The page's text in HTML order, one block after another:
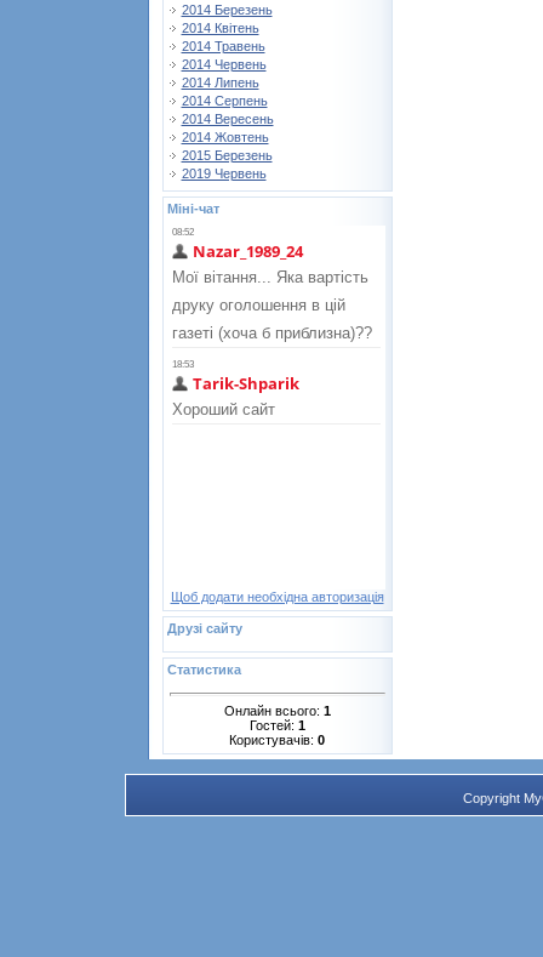
2014 Березень
2014 Квітень
2014 Травень
2014 Червень
2014 Липень
2014 Серпень
2014 Вересень
2014 Жовтень
2015 Березень
2019 Червень
Міні-чат
Щоб додати необхідна авторизація
Друзі сайту
Статистика
Онлайн всього: 1
Гостей: 1
Користувачів: 0
Copyright